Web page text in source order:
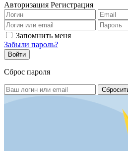
Авторизация Регистрация
Запомнить меня
Забыли пароль?
Сброс пароля